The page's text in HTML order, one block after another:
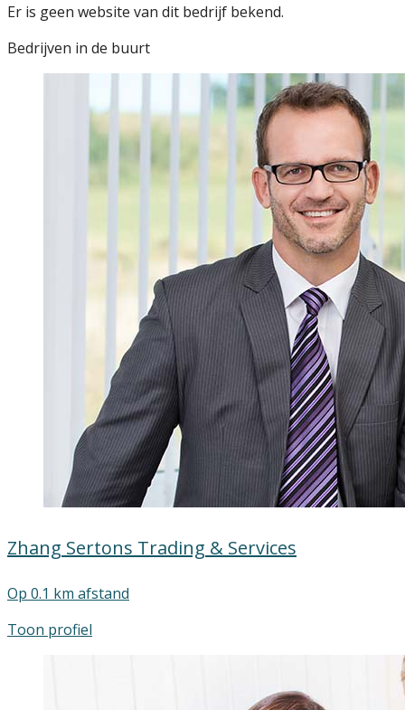
Er is geen website van dit bedrijf bekend.
Bedrijven in de buurt
Zhang Sertons Trading & Services
Op 0.1 km afstand
Toon profiel